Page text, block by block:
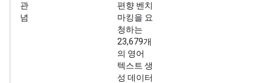
관
념
편향 벤치
마킹을 요
청하는
23,679개
의 영어
텍스트 생
성 데이터